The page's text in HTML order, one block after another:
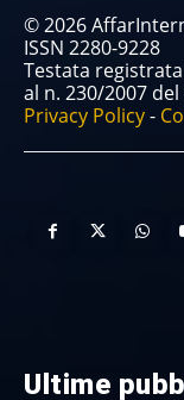
© 2026
ISSN 2280-9228
Testata
al n. 230/2007
Privacy Policy-
Ultime